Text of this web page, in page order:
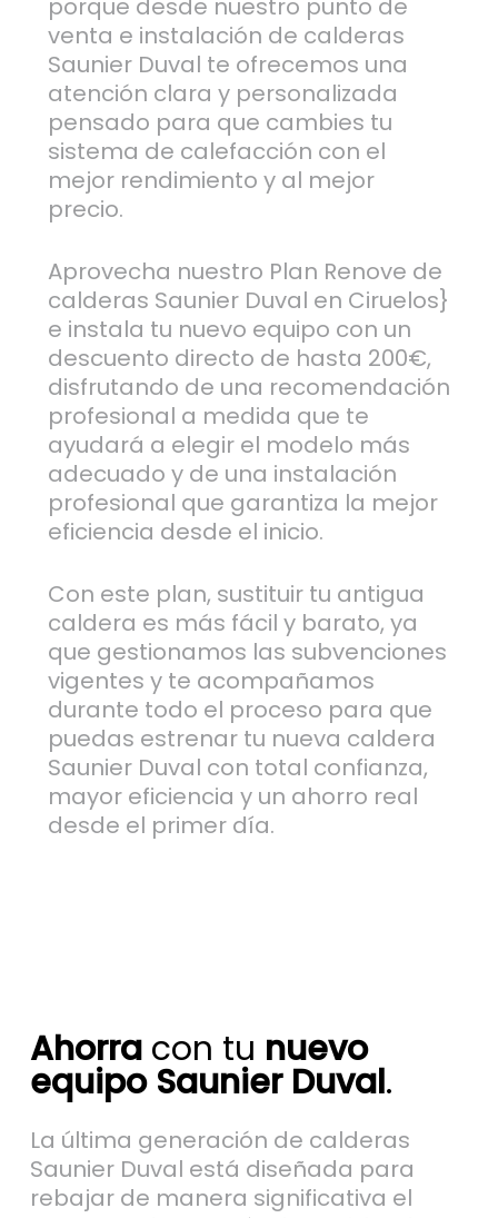
porque desde nuestro punto de
venta e instalación de calderas
Saunier Duval te ofrecemos una
atención clara y personalizada
pensado para que cambies tu
sistema de calefacción con el
mejor rendimiento y al mejor
precio.
Aprovecha nuestro Plan Renove de
calderas Saunier Duval en Ciruelos}
e instala tu nuevo equipo con un
descuento directo de hasta 200€,
disfrutando de una recomendación
profesional a medida que te
ayudará a elegir el modelo más
adecuado y de una instalación
profesional que garantiza la mejor
eficiencia desde el inicio.
Con este plan, sustituir tu antigua
caldera es más fácil y barato, ya
que gestionamos las subvenciones
vigentes y te acompañamos
durante todo el proceso para que
puedas estrenar tu nueva caldera
Saunier Duval con total confianza,
mayor eficiencia y un ahorro real
desde el primer día.
Ahorracon tu nuevo
equipo Saunier Duval.
La última generación de calderas
Saunier Duval está diseñada para
rebajar de manera significativa el